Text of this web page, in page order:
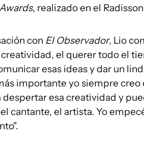
, realizado en el
con El Observador, Lio
el querer todo el
esas ideas y dar un
importante yo siempre creo
esa creatividad y
cantante, el artista. Yo